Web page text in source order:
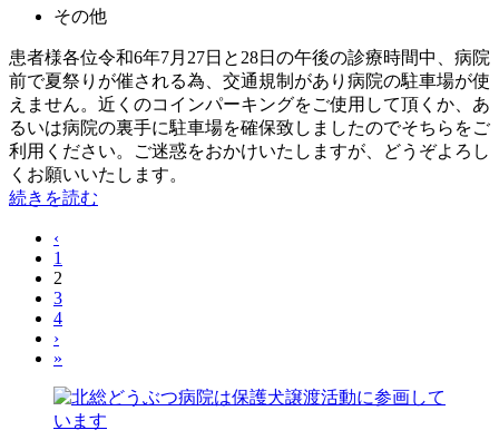
その他
患者様各位令和6年7月27日と28日の午後の診療時間中、病院
前で夏祭りが催される為、交通規制があり病院の駐車場が使
えません。近くのコインパーキングをご使用して頂くか、あ
るいは病院の裏手に駐車場を確保致しましたのでそちらをご
利用ください。ご迷惑をおかけいたしますが、どうぞよろし
くお願いいたします。
続きを読む
‹
1
2
3
4
›
»